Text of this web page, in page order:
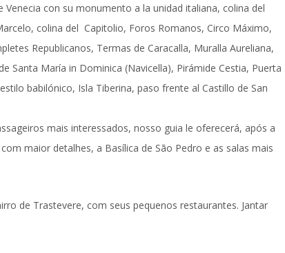
con su monumento a la unidad italiana, colina del
colina del Capitolio, Foros Romanos, Circo Máximo,
Republicanos, Termas de Caracalla, Muralla Aureliana,
Santa María in Dominica (Navicella), Pirámide Cestia, Puerta
babilónico, Isla Tiberina, paso frente al Castillo de San
mais interessados, nosso guia le oferecerá, após a
maior detalhes, a Basílica de São Pedro e as salas mais
de Trastevere, com seus pequenos restaurantes. Jantar